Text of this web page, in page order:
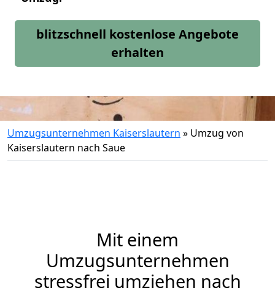
blitzschnell kostenlose Angebote
erhalten
Umzugsunternehmen Kaiserslautern » Umzug von
Kaiserslautern nach Saue
Mit einem
Umzugsunternehmen
stressfrei umziehen nach